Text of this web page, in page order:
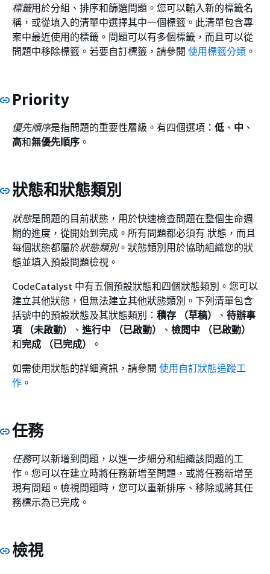
標籤用於分組、排序和篩選問題。您可以輸入新的標籤名
稱，或從填入的清單中選擇其中一個標籤。此清單包含專
案中最近使用的標籤。問題可以有多個標籤，而且可以從
問題中移除標籤。若要自訂標籤，請參閱 使用標籤分類 。
Priority
優先順序是指問題的重要性層級。有四個選項： 低 、 中 、
高和無優先順序 。
狀態和狀態類別
狀態是問題的目前狀態，用於快速檢查問題在整個生命週
期的進度，從開始到完成。所有問題都必須有 狀態，而且
每個狀態都屬於狀態類別。狀態類別用於協助組織您的狀
態並填入預設問題檢視。
CodeCatalyst 中有五個預設狀態和四個狀態類別。您可以
建立其他狀態，但無法建立其他狀態類別。下列清單包含
括號中的預設狀態及其狀態類別： 積存 （草稿） 、 待辦事
項 （未啟動）
、 進行中 （已啟動） 、 檢閱中 （已啟動）
和完成 （已完成）
。
如需使用狀態的詳細資訊，請參閱 使用自訂狀態追蹤工
作 。
任務​
任務可以新增到問題，以進一步細分和組織該問題的工
作。您可以在建立時將任務新增至問題，或將任務新增至
現有問題。檢視問題時，您可以重新排序、移除或將其任
務標示為已完成。
檢視